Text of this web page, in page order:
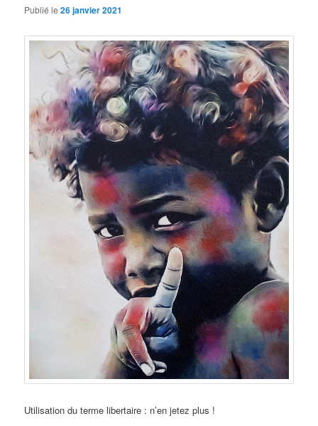
Publié le26 janvier 2021
Utilisation du terme libertaire : n’en jetez plus !